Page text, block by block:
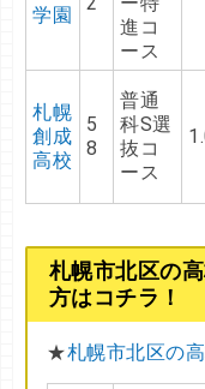
学園
進コ
ース
札幌
創成
高校
5
8
普通
科S選
抜コ
ース
札幌市北区の
方はコチラ！
★札幌市北区の